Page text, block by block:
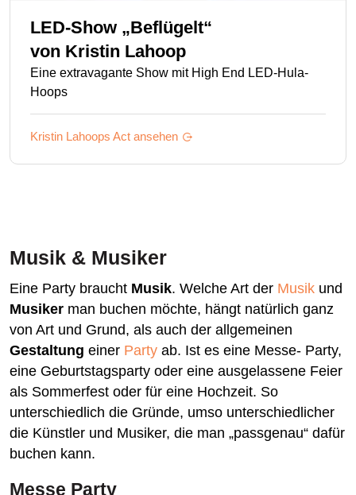
LED-Show „Beflügelt“
von Kristin Lahoop
Eine extravagante Show mit High End LED-Hula-
Hoops
Kristin Lahoops Act ansehen
Musik & Musiker
Eine Party braucht Musik. Welche Art der Musik und
Musiker man buchen möchte, hängt natürlich ganz
von Art und Grund, als auch der allgemeinen
Gestaltung einer Party ab. Ist es eine Messe- Party,
eine Geburtstagsparty oder eine ausgelassene Feier
als Sommerfest oder für eine Hochzeit. So
unterschiedlich die Gründe, umso unterschiedlicher
die Künstler und Musiker, die man „passgenau“ dafür
buchen kann.
Messe Party